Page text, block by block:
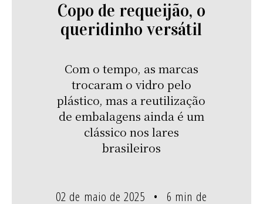
Copo de requeijão, o
queridinho versátil
Com o tempo, as marcas
trocaram o vidro pelo
plástico, mas a reutilização
de embalagens ainda é um
clássico nos lares
brasileiros
02 de maio de 2025 6 min de